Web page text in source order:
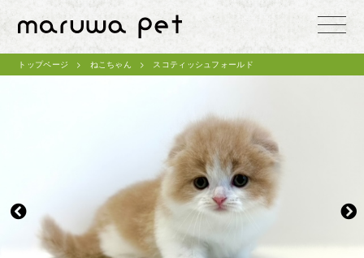
toggle
トップページ ねこちゃん スコティッシュフォールド